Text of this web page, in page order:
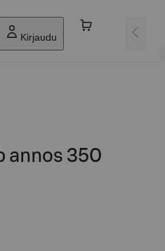
Kirjaudu
annos 350